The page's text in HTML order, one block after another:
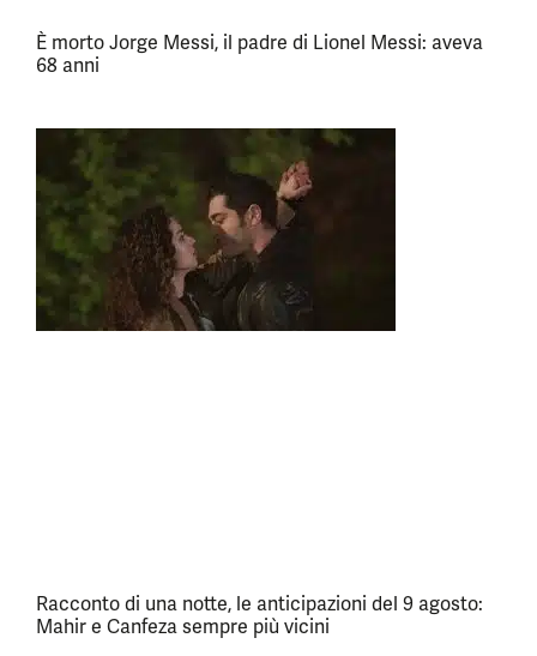
È morto Jorge Messi, il padre di Lionel Messi: aveva
68 anni
Racconto di una notte, le anticipazioni del 9 agosto:
Mahir e Canfeza sempre più vicini